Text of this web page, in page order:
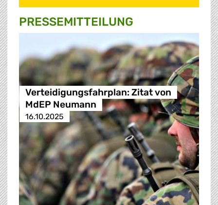
PRESSE­MITTEILUNG
Verteidigungsfahrplan: Zitat von
MdEP Neumann
16.10.2025